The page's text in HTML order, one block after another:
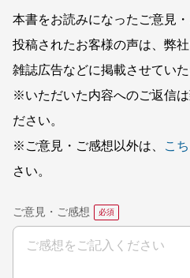
本書をお読みになったご意見
投稿されたお客様の声は、弊
雑誌広告などに掲載させてい
※いただいた内容へのご返信
ださい。
※ご意見・ご感想以外は、
こ
さい。
ご意見・ご感想